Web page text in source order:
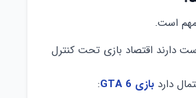
است.
دارند اقتصاد بازی تحت کنترل
دارد بازی GTA 6
: